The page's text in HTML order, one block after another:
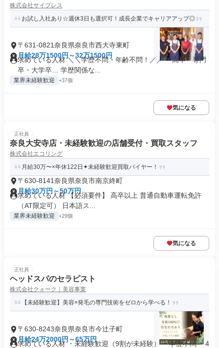
株式会社サイプレス
お試し入社あり☆週休3日も選択可！成長企業でキャリアアップ◎
〒631-0821奈良県奈良市西大寺東町
月給28万1500円～32万1500円
求めている人材 ＼＼学歴不問・年齢不問！／／ ＊高卒・専門
卒・大学卒… 学歴関係な...
業界未経験歓迎 +37個
気になる
正社員
奈良大安寺店・未経験歓迎の店舗受付・買取スタッフ
株式会社エコリング
月給30万〜×年休122日✦未経験歓迎買取バイヤー！
〒630-8141奈良県奈良市南京終町
月給30万円～50万円
求めている人材 【必須要件】 高卒以上 普通自動車運転免許
（AT限定可） 日本語ス...
業界未経験歓迎 +29個
気になる
正社員
ヘッドスパのセラピスト
株式会社クォーク｜美容事業
【未経験歓迎】美容×発毛の専門技術をゼロから学べる！
〒630-8243奈良県奈良市今辻子町
月給24万2000円～65万円
求めている人材 ・未経験歓迎（9割が未経験） ・学歴不問 ・4